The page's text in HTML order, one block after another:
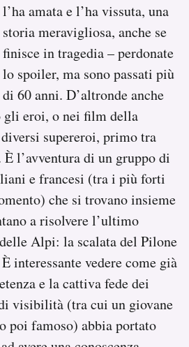
l’ha amata e l’ha vissuta, una
storia meravigliosa, anche se
finisce in tragedia – perdonate
lo spoiler, ma sono passati più
di 60 anni. D’altronde anche
gli eroi, o nei film della
supereroi, primo tra
È l’avventura di un gruppo di
e francesi (tra i più forti
che si trovano insieme
a risolvere l’ultimo
Alpi: la scalata del Pilone
interessante vedere come già
e la cattiva fede dei
visibilità (tra cui un giovane
poi famoso) abbia portato